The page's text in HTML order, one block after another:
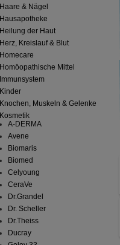
Haare & Nägel
Hausapotheke
Heilung der Haut
Herz, Kreislauf & Blut
Homecare
Homöopathische Mittel
Immunsystem
Kinder
Knochen, Muskeln & Gelenke
Kosmetik
A-DERMA
Avene
Biomaris
Biomed
Celyoung
CeraVe
Dr.Grandel
Dr. Scheller
Dr.Theiss
Ducray